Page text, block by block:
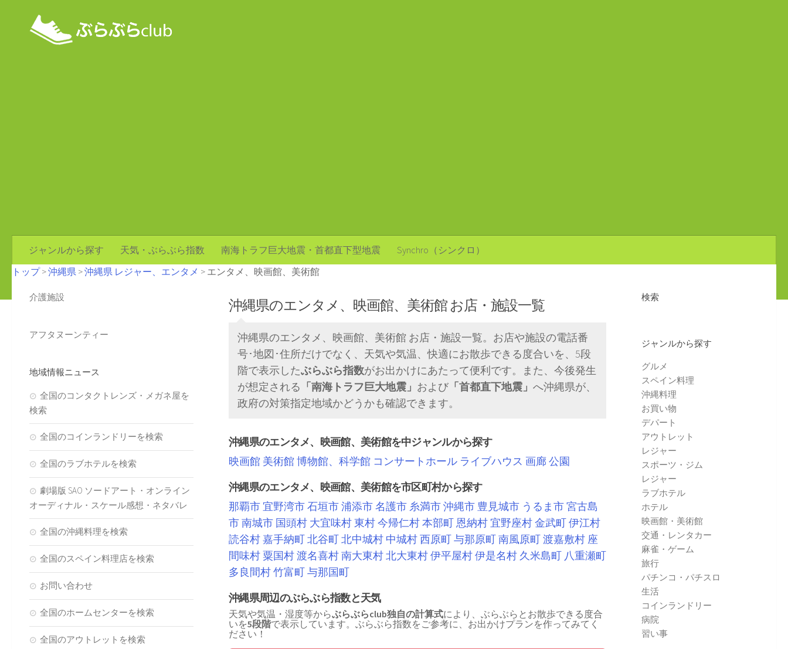
ジャンルから探す 天気・ぶらぶら指数 南海トラフ巨大地震・首都直下型地震
Synchro（シンクロ）
トップ >沖縄県 >沖縄県 レジャー、エンタメ > エンタメ、映画館、美術館
沖縄県のエンタメ、映画館、美術館 お店・施設一覧
沖縄県のエンタメ、映画館、美術館 お店・施設一覧。お店や施設の電話番
号･地図･住所だけでなく、天気や気温、快適にお散歩できる度合いを、5段
階で表示したぶらぶら指数がお出かけにあたって便利です。また、今後発生
が想定される 「南海トラフ巨大地震」 および 「首都直下地震」 へ沖縄県が、
政府の対策指定地域かどうかも確認できます。
沖縄県のエンタメ、映画館、美術館を中ジャンルから探す
映画館 美術館博物館、科学館 コンサートホール ライブハウス 画廊公園
沖縄県のエンタメ、映画館、美術館を市区町村から探す
那覇市 宜野湾市石垣市浦添市名護市 糸満市沖縄市 豊見城市 うるま市宮古島
市南城市 国頭村 大宜味村東村今帰仁村本部町恩納村 宜野座村金武町伊江村
読谷村嘉手納町北谷町北中城村 中城村西原町与那原町南風原町渡嘉敷村 座
間味村粟国村渡名喜村南大東村北大東村伊平屋村伊是名村 久米島町 八重瀬町
多良間村竹富町与那国町
沖縄県周辺のぶらぶら指数と天気
天気や気温・湿度等からぶらぶらclub独自の計算式により、ぶらぶらとお散歩できる度合
いを5段階で表示しています。ぶらぶら指数をご参考に、お出かけプランを作ってみてく
ださい！
介護施設
アフタヌーンティー
地域情報ニュース
全国のコンタクトレンズ・メガネ屋を
検索
全国のコインランドリーを検索
全国のラブホテルを検索
劇場版 SAO ソードアート・オンライン
オーディナル・スケール感想・ネタバレ
全国の沖縄料理を検索
全国のスペイン料理店を検索
お問い合わせ
全国のホームセンターを検索
全国のアウトレットを検索
検索
ジャンルから探す
グルメ
スペイン料理
沖縄料理
お買い物
デパート
アウトレット
レジャー
スポーツ・ジム
レジャー
ラブホテル
ホテル
映画館・美術館
交通・レンタカー
麻雀・ゲーム
旅行
パチンコ・パチスロ
生活
コインランドリー
病院
習い事